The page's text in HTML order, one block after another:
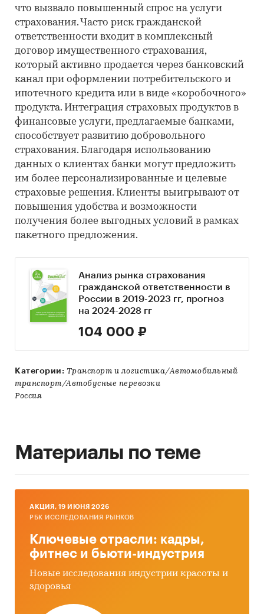
что вызвало повышенный спрос на услуги
страхования. Часто риск гражданской
ответственности входит в комплексный
договор имущественного страхования,
который активно продается через банковский
канал при оформлении потребительского и
ипотечного кредита или в виде «коробочного»
продукта. Интеграция страховых продуктов в
финансовые услуги, предлагаемые банками,
способствует развитию добровольного
страхования. Благодаря использованию
данных о клиентах банки могут предложить
им более персонализированные и целевые
страховые решения. Клиенты выигрывают от
повышения удобства и возможности
получения более выгодных условий в рамках
пакетного предложения.
Анализ рынка страхования
гражданской ответственности в
России в 2019-2023 гг, прогноз
на 2024-2028 гг
104 000 ₽
Категории: Транспорт и логистика/Автомобильный
транспорт/Автобусные перевозки
Россия
Материалы по теме
AКЦИЯ, 19 ИЮНЯ 2026
РБК ИССЛЕДОВАНИЯ РЫНКОВ
Ключевые отрасли: кадры,
фитнес и бьюти-индустрия
Новые исследования индустрии красоты и
здоровья